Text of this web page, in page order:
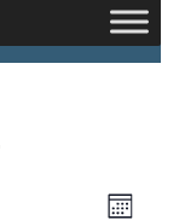
Monat